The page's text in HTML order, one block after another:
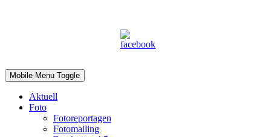
Mobile Menu Toggle
Aktuell
Foto
Fotoreportagen
Fotomailing